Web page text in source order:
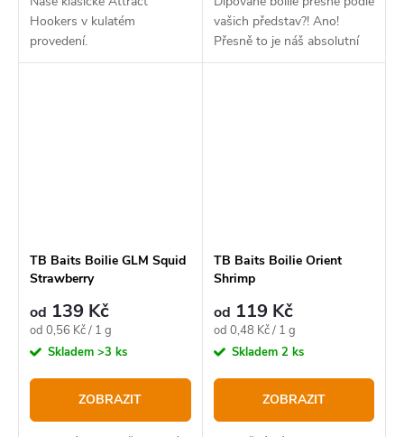
Hookers v kulatém
provedení.
vašich představ?! Ano!
Přesně to je náš absolutní
bestseller v novém balení.
TB Baits Boilie GLM Squid
Strawberry
od 139 Kč
Měrná
cena:
od 0,56 Kč / 1 g
Skladem >3 ks
ZOBRAZIT
TB Baits Boilie Orient
Shrimp
od 119 Kč
Měrná
cena:
od 0,48 Kč / 1 g
Skladem 2 ks
ZOBRAZIT